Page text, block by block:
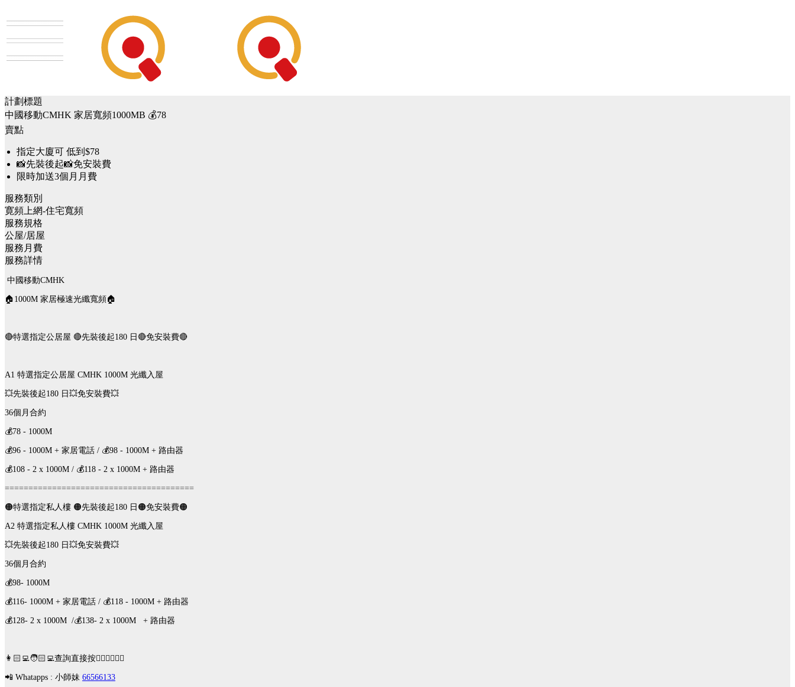
計劃標題
中國移動CMHK 家居寬頻1000MB 💰78
賣點
指定大廈可 低到$78
📸先裝後起📸免安裝費
限時加送3個月月費
服務類別
寛頻上網-住宅寬頻
服務規格
公屋/居屋
服務月費
服務詳情
中國移動CMHK
🏠1000M 家居極速光纖寬頻🏠
🔴特選指定公居屋 🔴先裝後起180 日🔴免安裝費🔴
A1 特選指定公居屋 CMHK 1000M 光纖入屋
💥先裝後起180 日💥免安裝費💥
36個月合約
💰78 - 1000M
💰96 - 1000M + 家居電話 / 💰98 - 1000M + 路由器
💰108 - 2 x 1000M / 💰118 - 2 x 1000M + 路由器
========================================
🟠特選指定私人樓 🟠先裝後起180 日🟠免安裝費🟠
A2 特選指定私人樓 CMHK 1000M 光纖入屋
💥先裝後起180 日💥免安裝費💥
36個月合約
💰98- 1000M
💰116- 1000M + 家居電話 / 💰118 - 1000M + 路由器
💰128- 2 x 1000M /💰138- 2 x 1000M + 路由器
👩🏻‍💻🧑🏻‍💻查詢直接按👇🏻👇🏻👇🏻
📲 Whatapps : 小師妹 66566133